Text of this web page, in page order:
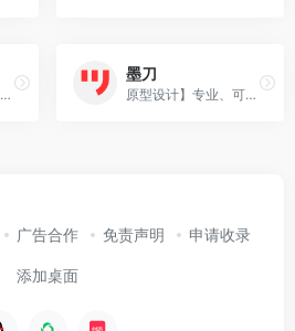
作为你的第二大脑，记录就用印象笔记。印象笔记可以帮助你高效工作、学习与生活。支持无缝多端同步，快速保存微信、微博、网页等内容，一站式完成信息的收集备份、高效记录、分享和永久保存。
墨刀
原型设计】专业、可靠、简洁、易懂的在线产品原型工具与产品设计团队协作平台。
广告合作 免责声明 申请收录
添加桌面